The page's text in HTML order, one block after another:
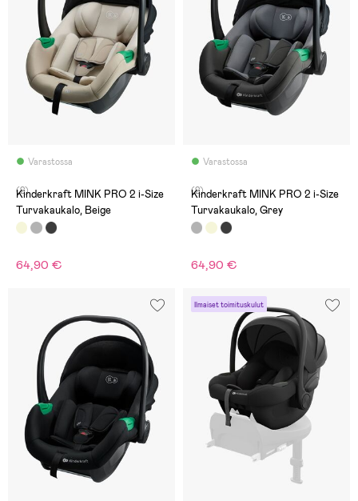
Varastossa
(2)
Kinderkraft MINK PRO 2 i-Size
Turvakaukalo, Beige
64,90 €
Varastossa
(2)
Kinderkraft MINK PRO 2 i-Size
Turvakaukalo, Grey
64,90 €
Ilmaiset toimituskulut